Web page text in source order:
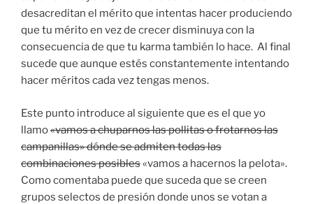
desacreditan el mérito que intentas hacer produciendo
que tu mérito en vez de crecer disminuya con la
consecuencia de que tu karma también lo hace. Al final
sucede que aunque estés constantemente intentando
hacer méritos cada vez tengas menos.
Este punto introduce al siguiente que es el que yo
llamo«vamos a chuparnos las pollitas o frotarnos las
campanillas» dónde se admiten todas las
combinaciones posibles«vamos a hacernos la pelota».
Como comentaba puede que suceda que se creen
grupos selectos de presión donde unos se votan a